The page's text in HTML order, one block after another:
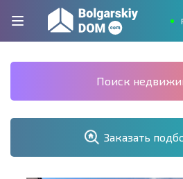
Поиск
Заказать